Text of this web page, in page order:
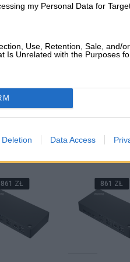
my Personal Data for
Use, Retention, Sale, and/
Is Unrelated with the Purposes
Deletion Data Access
Wireless
Mouse
861 ZŁ 861 ZŁ